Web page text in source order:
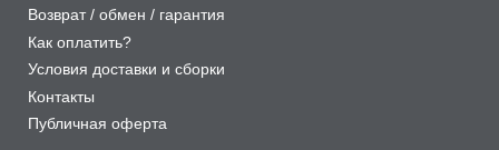
Возврат / обмен / гарантия
Как оплатить?
Условия доставки и сборки
Контакты
Публичная оферта